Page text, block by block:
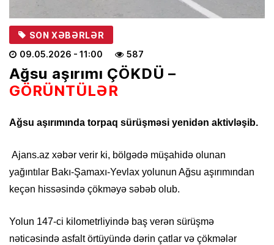
SON XƏBƏRLƏR
09.05.2026 - 11:00 587
Ağsu aşırımı ÇÖKDÜ –
GÖRÜNTÜLƏR
Ağsu aşırımında torpaq sürüşməsi yenidən aktivləşib.
Ajans.az xəbər verir ki, bölgədə müşahidə olunan
yağıntılar Bakı-Şamaxı-Yevlax yolunun Ağsu aşırımından
keçən hissəsində çökməyə səbəb olub.
Yolun 147-ci kilometrliyində baş verən sürüşmə
nəticəsində asfalt örtüyündə dərin çatlar və çökmələr